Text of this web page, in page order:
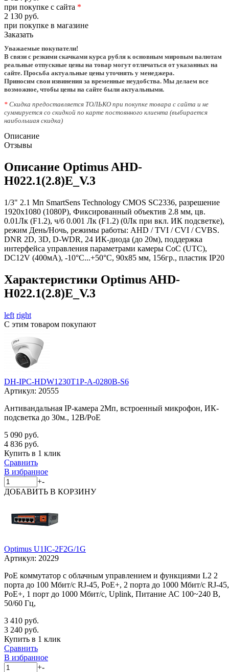
при покупке с сайта *
2 130 руб.
при покупке в магазине
Заказать
Уважаемые покупатели!
В связи с резкими скачками курса рубля к основным мировым валютам
реальные отпускные цены на товар могут отличаться от указанных на
сайте. Просьба актуальные цены уточнять у менеджера.
Приносим свои извинения за временные неудобства. Мы делаем все
возможное, чтобы цены на сайте были актуальными.
* Скидка предоставляется ТОЛЬКО при покупке товара с сайта и не
суммируется со скидкой по карте постоянного клиента (выбирается
наибольшая скидка)
Описание
Отзывы
Описание Optimus AHD-
H022.1(2.8)E_V.3
1/3" 2.1 Мп SmartSens Technology CMOS SC2336, разрешение
1920х1080 (1080P), Фиксированный объектив 2.8 мм, цв.
0.01Лк (F1.2), ч/б 0.001 Лк (F1.2) (0Лк при вкл. ИК подсветке),
режим День/Ночь, режимы работы: AHD / TVI / CVI / CVBS.
DNR 2D, 3D, D-WDR, 24 ИК-диода (до 20м), поддержка
интерфейса управления параметрами камеры CoC (UTC),
DC12V (400мА), -10°С...+50°С, 90х85 мм, 156гр., пластик IP20
Характеристики Optimus AHD-
H022.1(2.8)E_V.3
left right
С этим товаром покупают
DH-IPC-HDW1230T1P-A-0280B-S6
Артикул: 20555
Антивандальная IP-камера 2Мп, встроенный микрофон, ИК-
подсветка до 30м., 12В/PoE
5 090 руб.
4 836 руб.
Купить в 1 клик
Сравнить
В избранное
+-
ДОБАВИТЬ В КОРЗИНУ
Optimus U1IC-2F2G/1G
Артикул: 20229
PoE коммутатор с облачным управлением и функциями L2 2
порта до 100 Мбит/с RJ-45, PoE+, 2 порта до 1000 Мбит/с RJ-45,
PoE+, 1 порт до 1000 Мбит/с, Uplink, Питание АС 100~240 В,
50/60 Гц,
3 410 руб.
3 240 руб.
Купить в 1 клик
Сравнить
В избранное
+-